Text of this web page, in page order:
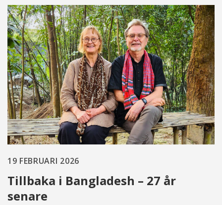
19 FEBRUARI 2026
Tillbaka i Bangladesh – 27 år
senare